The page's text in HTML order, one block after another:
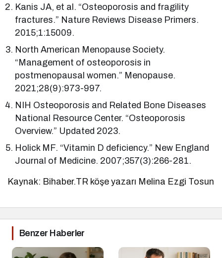
Kanis JA, et al. “Osteoporosis and fragility
fractures.” Nature Reviews Disease Primers.
2015;1:15009.
North American Menopause Society.
“Management of osteoporosis in
postmenopausal women.” Menopause.
2021;28(9):973-997.
NIH Osteoporosis and Related Bone Diseases
National Resource Center. “Osteoporosis
Overview.” Updated 2023.
Holick MF. “Vitamin D deficiency.” New England
Journal of Medicine. 2007;357(3):266-281.
Kaynak: Bihaber.TR köşe yazarı Melina Ezgi Tosun
Benzer Haberler